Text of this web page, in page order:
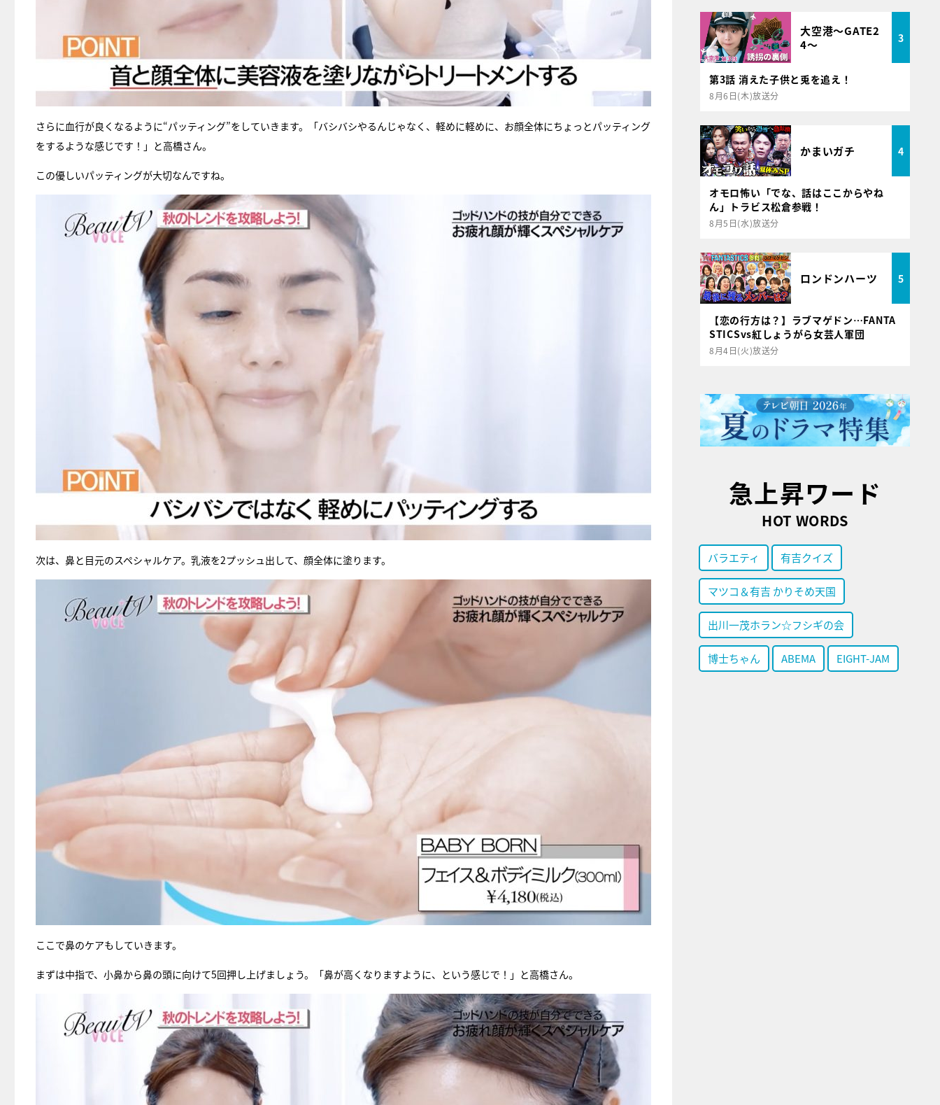
さらに血行が良くなるように“パッティング”をしていきます。「バシバシやるんじゃなく、軽めに軽めに、お顔全体にちょっとパッティング
をするような感じです！」と高橋さん。
この優しいパッティングが大切なんですね。
次は、鼻と目元のスペシャルケア。乳液を2プッシュ出して、顔全体に塗ります。
ここで鼻のケアもしていきます。
まずは中指で、小鼻から鼻の頭に向けて5回押し上げましょう。「鼻が高くなりますように、という感じで！」と高橋さん。
大空港～GATE2
4～
3
第3話 消えた子供と兎を追え！
8月6日(木)放送分
かまいガチ 4
オモロ怖い「でな、話はここからやね
ん」トラビス松倉参戦！
8月5日(水)放送分
ロンドンハーツ 5
【恋の行方は？】ラブマゲドン…FANTA
STICSvs紅しょうがら女芸人軍団
8月4日(火)放送分
急上昇ワード
HOT WORDS
バラエティ 有吉クイズ
マツコ＆有吉 かりそめ天国
出川一茂ホラン☆フシギの会
博士ちゃん ABEMA EIGHT-JAM